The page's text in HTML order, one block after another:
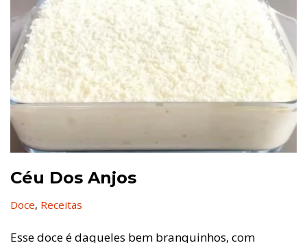
Céu Dos Anjos
Doce, Receitas
Esse doce é daqueles bem branquinhos, com